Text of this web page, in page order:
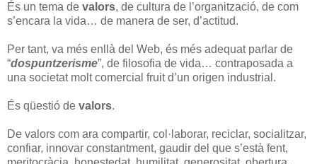
És un tema de valors, de cultura de l’organització, de com
s’encara la vida… de manera de ser, d’actitud.
Per tant, va més enllà del Web, és més adequat parlar de
“dospuntzerisme”, de filosofia de vida… contraposada a
una societat molt comercial fruit d’un origen industrial.
És qüestió de valors.
De valors com ara compartir, col·laborar, reciclar, socialitzar,
confiar, innovar constantment, gaudir del que s’està fent,